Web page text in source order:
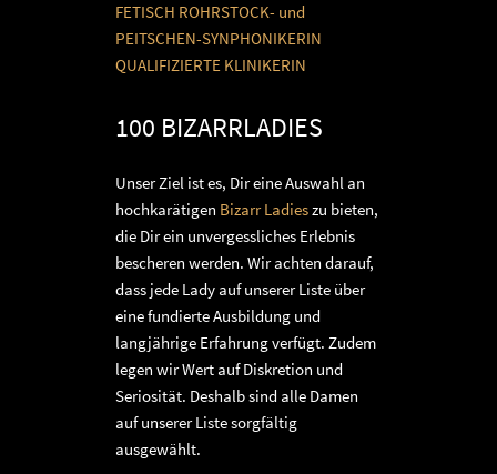
FETISCH ROHRSTOCK- und
PEITSCHEN-SYNPHONIKERIN
QUALIFIZIERTE KLINIKERIN
100 BIZARRLADIES
Unser Ziel ist es, Dir eine Auswahl an
hochkarätigen Bizarr Ladieszu bieten,
die Dir ein unvergessliches Erlebnis
bescheren werden. Wir achten darauf,
dass jede Lady auf unserer Liste über
eine fundierte Ausbildung und
langjährige Erfahrung verfügt. Zudem
legen wir Wert auf Diskretion und
Seriosität. Deshalb sind alle Damen
auf unserer Liste sorgfältig
ausgewählt.